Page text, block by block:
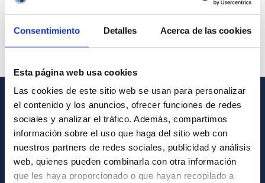
Consentimiento Detalles Acerca de las cookies
Esta página web usa cookies
Las cookies de este sitio web se usan para personalizar
el contenido y los anuncios, ofrecer funciones de redes
sociales y analizar el tráfico. Además, compartimos
información sobre el uso que haga del sitio web con
nuestros partners de redes sociales, publicidad y análisis
web, quienes pueden combinarla con otra información
que les haya proporcionado o que hayan recopilado a
GENERAL INFORMATION
Contact
How to get to the IAC
List of personnel